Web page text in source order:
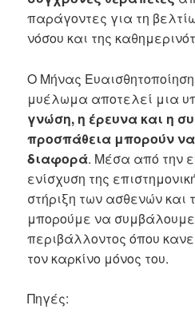
παράγοντες για τη
νόσου και της
Ο Μήνας
μυέλωμα αποτελεί μια
γνώση, η έρευνα και η
προσπάθεια μπορούν
διαφορά. Μέσα από την
ενίσχυση της
στήριξη των ασθενών και
μπορούμε να συμβάλουμε
περιβάλλοντος όπου
τον καρκίνο μόνος του.
Πηγές: